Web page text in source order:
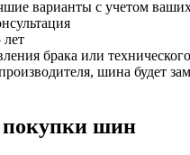
варианты с учетом
лет
брака или
шина будет
покупки шин